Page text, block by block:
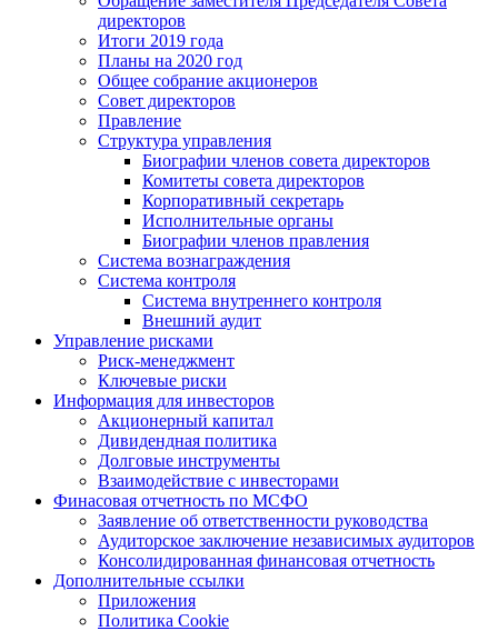
директоров
Итоги 2019 года
Планы на 2020 год
Общее собрание акционеров
Совет директоров
Правление
Структура управления
Биографии членов совета директоров
Комитеты совета директоров
Корпоративный секретарь
Исполнительные органы
Биографии членов правления
Система вознаграждения
Система контроля
Система внутреннего контроля
Внешний аудит
Управление рисками
Риск-менеджмент
Ключевые риски
Информация для инвесторов
Акционерный капитал
Дивидендная политика
Долговые инструменты
Взаимодействие с инвеcторами
Финасовая отчетность по МСФО
Заявление об ответственности руководства
Аудиторское заключение независимых аудиторов
Консолидированная финансовая отчетность
Дополнительные ссылки
Приложения
Политика Cookie